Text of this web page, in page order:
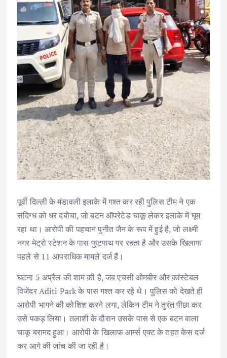
पूर्वी दिल्ली के मंडावली इलाके में गश्त कर रही पुलिस टीम ने एक
संदिग्ध को धर दबोचा, जो बटन ऑपरेटेड चाकू लेकर इलाके में घूम
रहा था। आरोपी की पहचान पुनीत जैन के रूप में हुई है, जो लक्ष्मी
नगर मेट्रो स्टेशन के पास फुटपाथ पर रहता है और उसके खिलाफ
पहले से 11 आपराधिक मामले दर्ज हैं।
घटना 5 अप्रैल की शाम की है, जब एचसी ओमबीर और कांस्टेबल
विजेंदर Aditi Park के पास गश्त कर रहे थे। पुलिस को देखते ही
आरोपी भागने की कोशिश करने लगा, लेकिन टीम ने तुरंत पीछा कर
उसे पकड़ लिया। तलाशी के दौरान उसके पास से एक बटन वाला
चाकू बरामद हुआ। आरोपी के खिलाफ आर्म्स एक्ट के तहत केस दर्ज
कर आगे की जांच की जा रही है।